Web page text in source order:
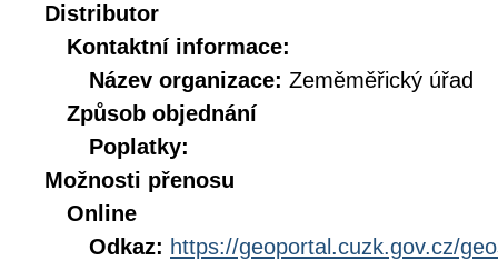
Distributor
Kontaktní informace:
Název organizace: Zeměměřický úřad
Způsob objednání
Poplatky:
Možnosti přenosu
Online
Odkaz: https://geoportal.cuzk.gov.cz/